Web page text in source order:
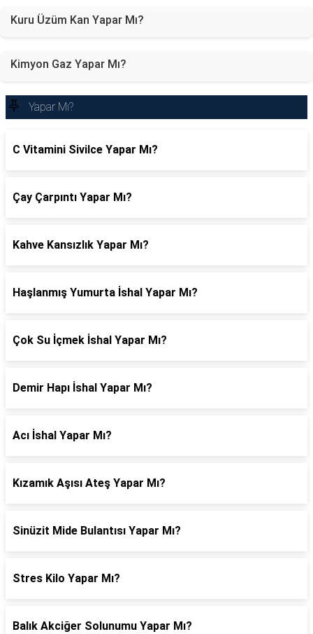
Kuru Üzüm Kan Yapar Mı?
Kimyon Gaz Yapar Mı?
Yapar Mı?
C Vitamini Sivilce Yapar Mı?
Çay Çarpıntı Yapar Mı?
Kahve Kansızlık Yapar Mı?
Haşlanmış Yumurta İshal Yapar Mı?
Çok Su İçmek İshal Yapar Mı?
Demir Hapı İshal Yapar Mı?
Acı İshal Yapar Mı?
Kızamık Aşısı Ateş Yapar Mı?
Sinüzit Mide Bulantısı Yapar Mı?
Stres Kilo Yapar Mı?
Balık Akciğer Solunumu Yapar Mı?